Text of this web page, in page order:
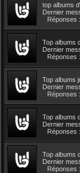
top albums
Dernier
Réponses :
Top albums
Dernier
Réponses :
Top albums
Dernier
Réponses :
Top albums
Dernier
Réponses :
Top albums
Dernier
Réponses :